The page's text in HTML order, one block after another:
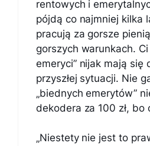
rentowych i
pójdą co najmniej kilka
pracują za gorsze
gorszych warunkach.
emeryci” nijak mają się
przyszłej sytuacji. Nie
„biednych emerytów”
dekodera za 100 zł,
„Niestety nie jest to